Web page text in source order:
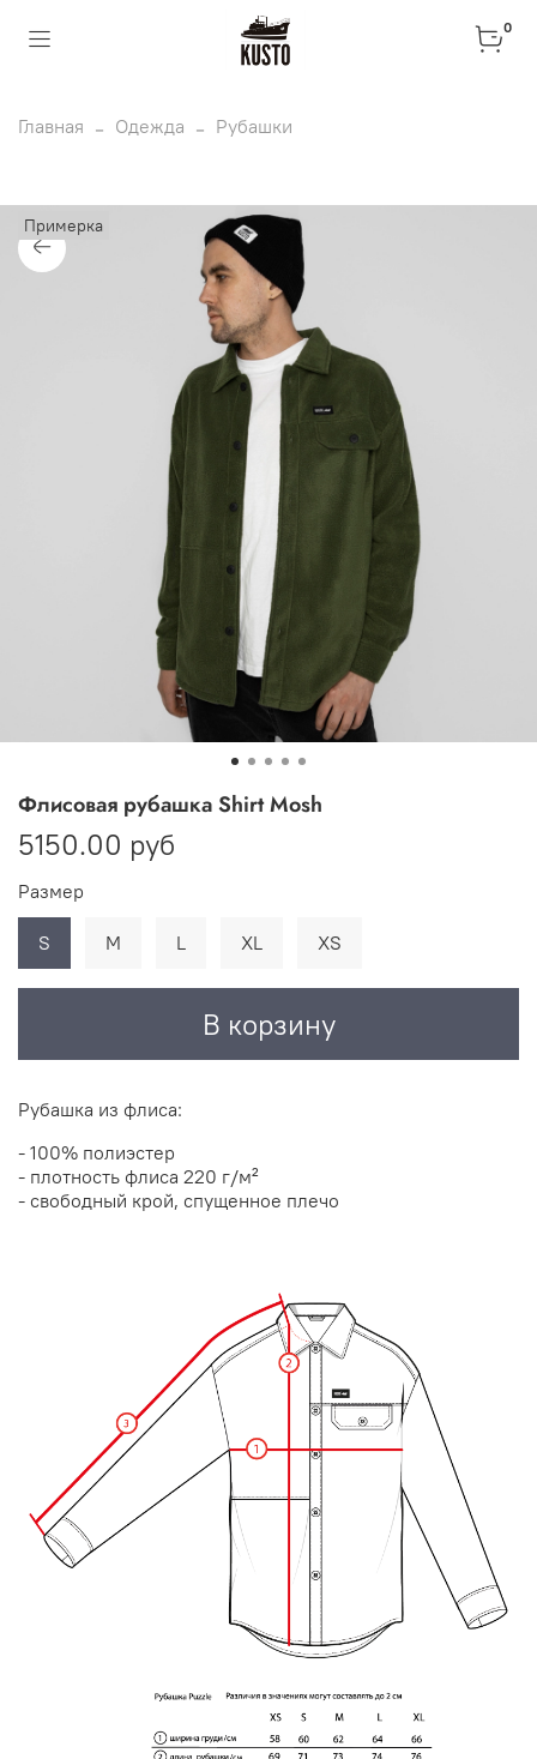
0
Главная Одежда Рубашки
Примерка
Флисовая рубашка Shirt Mosh
5150.00 руб
В корзину
Размер
S M L XL XS
Рубашка из флиса:
- 100% полиэстер
- плотность флиса 220 г/м²
- свободный крой, спущенное плечо